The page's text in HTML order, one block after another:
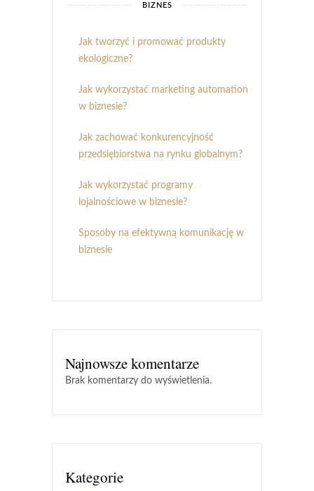
BIZNES
Jak tworzyć i promować produkty
ekologiczne?
Jak wykorzystać marketing automation
w biznesie?
Jak zachować konkurencyjność
przedsiębiorstwa na rynku globalnym?
Jak wykorzystać programy
lojalnościowe w biznesie?
Sposoby na efektywną komunikację w
biznesie
Najnowsze komentarze
Brak komentarzy do wyświetlenia.
Kategorie